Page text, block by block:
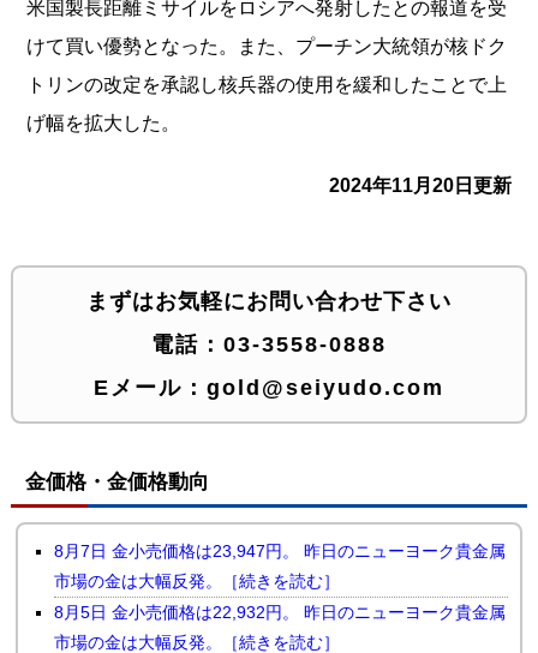
米国製長距離ミサイルをロシアへ発射したとの報道を受
けて買い優勢となった。また、プーチン大統領が核ドク
トリンの改定を承認し核兵器の使用を緩和したことで上
げ幅を拡大した。
2024年11月20日更新
まずはお気軽にお問い合わせ下さい
電話： 03-3558-0888
Eメール： gold@seiyudo.com
金価格・金価格動向
8月7日 金小売価格は23,947円。 昨日のニューヨーク貴金属
市場の金は大幅反発。［続きを読む］
8月5日 金小売価格は22,932円。 昨日のニューヨーク貴金属
市場の金は大幅反発。［続きを読む］